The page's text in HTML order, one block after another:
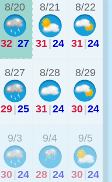
8/20
32 27
8/21
31 24
8/22
31 24
8/27
29 25
8/28
31 24
8/29
30 24
9/3
30 24
9/4
28 24
9/5
30 24